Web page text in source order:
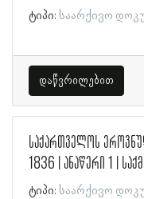
ტიპი: საარქივო
დაწვრილებით
საქართველოს
1836 | ანაწერი 1 |
ტიპი: საარქივო